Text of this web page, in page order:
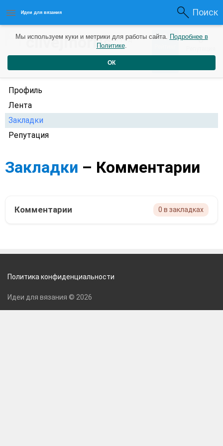
Идеи для вязания Поиск
clivejmorris1 год 0 0
Профиль
Лента
Закладки
Репутация
Закладки – Комментарии
Комментарии 0 в закладках
Мы используем куки и метрики для работы сайта. Подробнее в
Политике.
ОК
Политика конфиденциальности
Идеи для вязания © 2026